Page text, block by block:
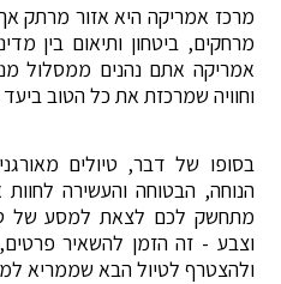
מרכז אמריקה היא אזור מרתק
מרחקים, ביטחון ותיאום בין
אמריקה אתם נהנים ממסלול
וחוויה שמרכזת את כל הטוב
בסופו של דבר, טיולים
הנוחה, הבטוחה והעשירה
מתחשק לכם לצאת למסע של
וצבע - זה הזמן להשאיר
ולהצטרף לטיול הבא שממריא